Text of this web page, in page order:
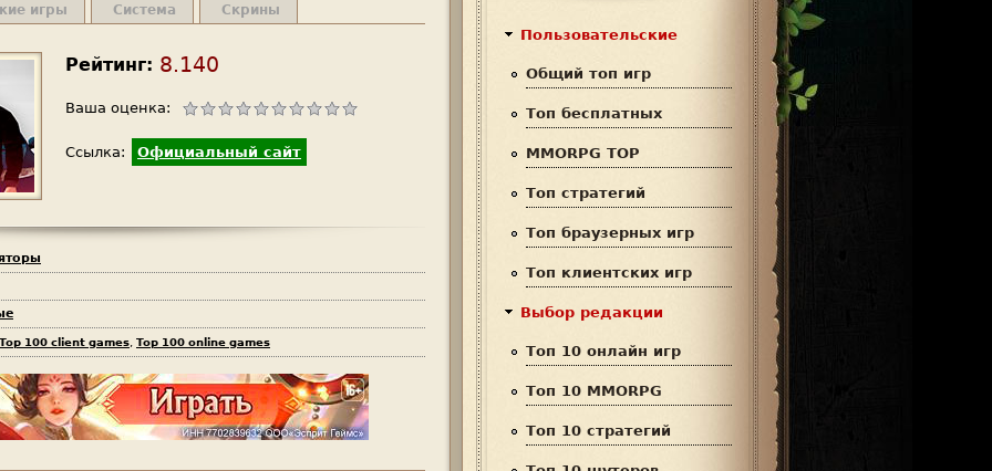
игры Система Скрины
Рейтинг: 8.140
Ваша оценка:
Ссылка: Официальный сайт
Top 100 client games Top 100 online games
Пользовательские
Общий топ игр
Топ бесплатных
MMORPG TOP
Топ стратегий
Топ браузерных игр
Топ клиентских игр
Выбор редакции
Топ 10 онлайн игр
Топ 10 MMORPG
Топ 10 стратегий